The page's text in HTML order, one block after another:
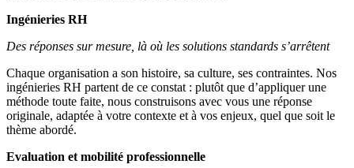
Ingénieries RH
Des réponses sur mesure, là où les solutions standards s’arrêtent
Chaque organisation a son histoire, sa culture, ses contraintes. Nos
ingénieries RH partent de ce constat : plutôt que d’appliquer une
méthode toute faite, nous construisons avec vous une réponse
originale, adaptée à votre contexte et à vos enjeux, quel que soit le
thème abordé.
Evaluation et mobilité professionnelle